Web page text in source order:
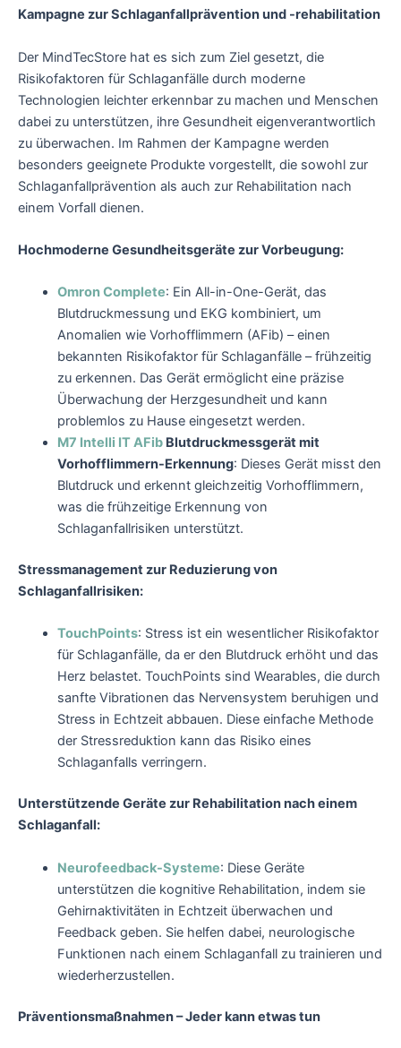
Kampagne zur Schlaganfallprävention und -rehabilitation
Der MindTecStore hat es sich zum Ziel gesetzt, die
Risikofaktoren für Schlaganfälle durch moderne
Technologien leichter erkennbar zu machen und Menschen
dabei zu unterstützen, ihre Gesundheit eigenverantwortlich
zu überwachen. Im Rahmen der Kampagne werden
besonders geeignete Produkte vorgestellt, die sowohl zur
Schlaganfallprävention als auch zur Rehabilitation nach
einem Vorfall dienen.
Hochmoderne Gesundheitsgeräte zur Vorbeugung:
Omron Complete: Ein All-in-One-Gerät, das
Blutdruckmessung und EKG kombiniert, um
Anomalien wie Vorhofflimmern (AFib) – einen
bekannten Risikofaktor für Schlaganfälle – frühzeitig
zu erkennen. Das Gerät ermöglicht eine präzise
Überwachung der Herzgesundheit und kann
problemlos zu Hause eingesetzt werden.
M7 Intelli IT AFibBlutdruckmessgerät mit
Vorhofflimmern-Erkennung: Dieses Gerät misst den
Blutdruck und erkennt gleichzeitig Vorhofflimmern,
was die frühzeitige Erkennung von
Schlaganfallrisiken unterstützt.
Stressmanagement zur Reduzierung von
Schlaganfallrisiken:
TouchPoints: Stress ist ein wesentlicher Risikofaktor
für Schlaganfälle, da er den Blutdruck erhöht und das
Herz belastet. TouchPoints sind Wearables, die durch
sanfte Vibrationen das Nervensystem beruhigen und
Stress in Echtzeit abbauen. Diese einfache Methode
der Stressreduktion kann das Risiko eines
Schlaganfalls verringern.
Unterstützende Geräte zur Rehabilitation nach einem
Schlaganfall:
Neurofeedback-Systeme: Diese Geräte
unterstützen die kognitive Rehabilitation, indem sie
Gehirnaktivitäten in Echtzeit überwachen und
Feedback geben. Sie helfen dabei, neurologische
Funktionen nach einem Schlaganfall zu trainieren und
wiederherzustellen.
Präventionsmaßnahmen – Jeder kann etwas tun